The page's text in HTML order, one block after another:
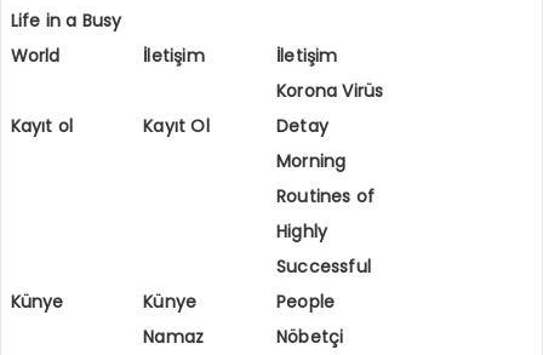
Life in a Busy
World
İletişim İletişim
Kayıt ol Kayıt Ol
Korona Virüs
Detay
Künye Künye
Morning
Routines of
Highly
Successful
People
Namaz
Nöbetçi